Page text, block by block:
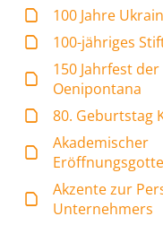
100 Jahre
100-jähriges
150 Jahrfest
Oenipontana
80. Geburtstag
Akademischer
Akzente zur
Unternehmers